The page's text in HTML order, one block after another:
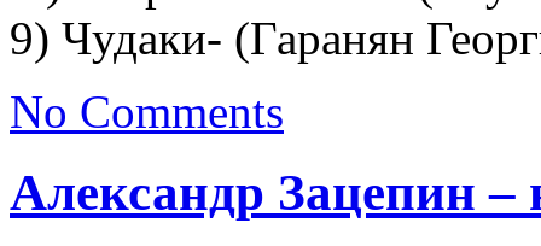
9) Чудаки- (Гаранян
No Comments
Александр Зацепин –